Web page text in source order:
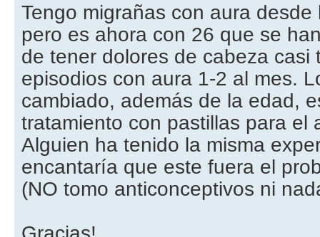
Tengo migrañas con aura
pero es ahora con 26 que se
de tener dolores de cabeza casi
episodios con aura 1-2 al mes.
cambiado, además de la edad,
tratamiento con pastillas para el
Alguien ha tenido la misma
encantaría que este fuera el
(NO tomo anticonceptivos ni